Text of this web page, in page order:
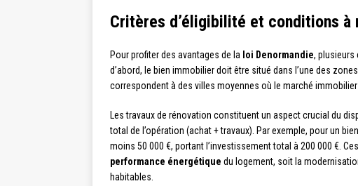
Critères d’éligibilité et conditions à
Pour profiter des avantages de la loi Denormandie, plusieurs
d’abord, le bien immobilier doit être situé dans l’une des
correspondent à des villes moyennes où le marché
Les travaux de rénovation constituent un aspect crucial du
total de l’opération (achat + travaux). Par exemple, pour un
moins 50 000 €, portant l’investissement total à 200 000 €.
performance énergétique du logement, soit la
habitables.